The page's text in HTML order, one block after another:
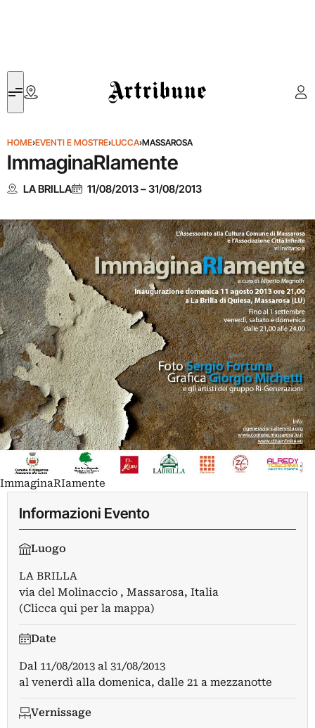
Artribune
HOME›EVENTI E MOSTRE›LUCCA›MASSAROSA
ImmaginaRIamente
LA BRILLA 11/08/2013–31/08/2013
ImmaginaRIamente
Informazioni Evento
Luogo
LA BRILLA
via del Molinaccio , Massarosa, Italia
(Clicca qui per la mappa)
Date
Dal 11/08/2013 al 31/08/2013
al venerdì alla domenica, dalle 21 a mezzanotte
Vernissage